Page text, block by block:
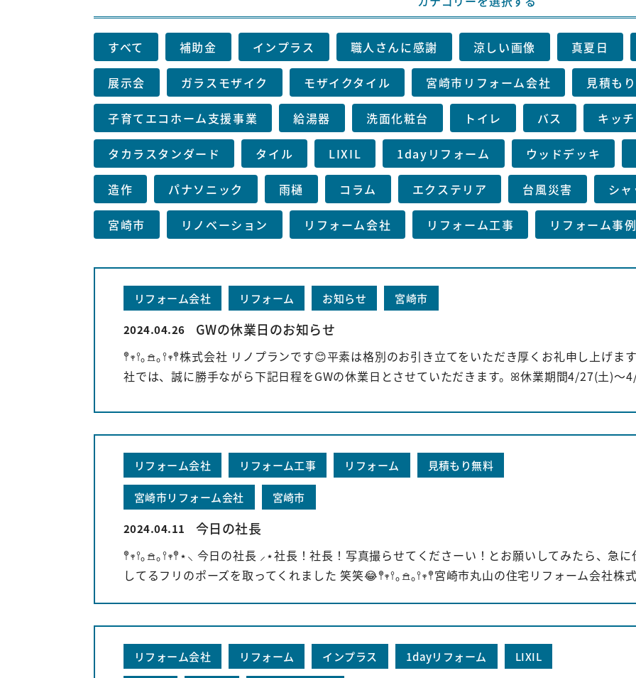
すべて 補助金 インプラス 職人さんに感謝 涼しい画像 真夏日
展示会 ガラスモザイク モザイクタイル 宮崎市リフォーム会社 見積も
子育てエコホーム支援事業 給湯器 洗面化粧台 トイレ バス キッ
タカラスタンダード タイル LIXIL 1dayリフォーム ウッドデッキ
造作 パナソニック 雨樋 コラム エクステリア 台風災害 シ
宮崎市 リノベーション リフォーム会社 リフォーム工事 リフォーム事
リフォーム会社 リフォーム お知らせ 宮崎市
2024.04.26 GWの休業日のお知らせ
𖤣𖥧𖥣｡𖠿｡𖥣𖥧𖤣株式会社 リノプランです😊平素は格別のお引き立てをいただき厚くお礼申し上げま
社では、誠に勝手ながら下記日程をGWの休業日とさせていただきます。ꕤ休業期間4/27(土)〜
リフォーム会社 リフォーム工事 リフォーム 見積もり無料
宮崎市リフォーム会社 宮崎市
2024.04.11 今日の社長
𖤣𖥧𖥣｡𖠿｡𖥣𖥧𖤣⋆⸜ 今日の社長 ⸝⋆社長！社長！写真撮らせてくださーい！とお願いしてみたら、急に
してるフリのポーズを取ってくれました 笑笑😂𖤣𖥧𖥣｡𖠿｡𖥣𖥧𖤣宮崎市丸山の住宅リフォーム会社株
リフォーム会社 リフォーム インプラス 1dayリフォーム LIXIL